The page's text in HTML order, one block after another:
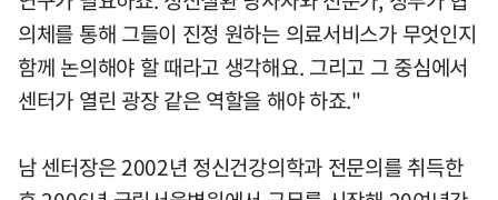
의체를 통해 그들이 진정 원하는 의료서비스가 무엇인지
함께 논의해야 할 때라고 생각해요. 그리고 그 중심에서
센터가 열린 광장 같은 역할을 해야 하죠."
남 센터장은 2002년 정신건강의학과 전문의를 취득한